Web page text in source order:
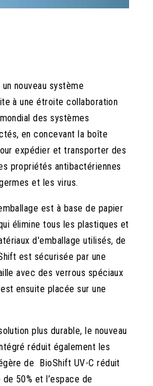
nouveau système
à une étroite collaboration
des systèmes
en concevant la boîte
expédier et transporter des
propriétés antibactériennes
et les virus.
est à base de papier
élimine tous les plastiques et
d'emballage utilisés, de
est sécurisée par une
avec des verrous spéciaux
ensuite placée sur une
plus durable, le nouveau
réduit également les
de BioShift UV-C réduit
50% et l’espace de